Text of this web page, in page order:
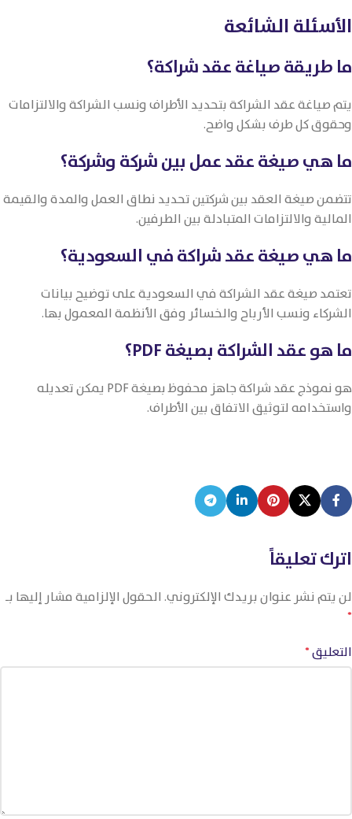
الأسئلة الشائعة
ما طريقة صياغة عقد شراكة؟
يتم صياغة عقد الشراكة بتحديد الأطراف ونسب الشراكة والالتزامات
وحقوق كل طرف بشكل واضح.
ما هي صيغة عقد عمل بين شركة وشركة؟
تتضمن صيغة العقد بين شركتين تحديد نطاق العمل والمدة والقيمة
المالية والالتزامات المتبادلة بين الطرفين.
ما هي صيغة عقد شراكة في السعودية؟
تعتمد صيغة عقد الشراكة في السعودية على توضيح بيانات
الشركاء ونسب الأرباح والخسائر وفق الأنظمة المعمول بها.
ما هو عقد الشراكة بصيغة PDF؟
هو نموذج عقد شراكة جاهز محفوظ بصيغة PDF يمكن تعديله
واستخدامه لتوثيق الاتفاق بين الأطراف.
اترك تعليقاً
لن يتم نشر عنوان بريدك الإلكتروني. الحقول الإلزامية مشار إليها بـ
*
التعليق*